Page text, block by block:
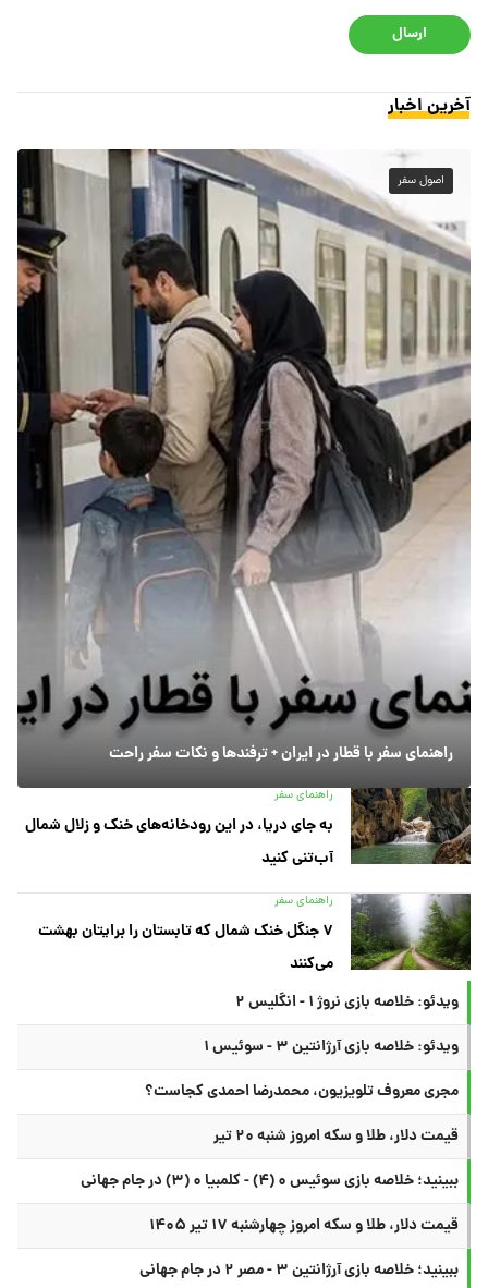
ارسال
آخرین اخبار
اصول سفر
راهنمای سفر با قطار در ایران + ترفندها و نکات سفر راحت
راهنمای سفر
به جای دریا، در این رودخانه‌های خنک و زلال شمال
آب‌تنی کنید
راهنمای سفر
۷ جنگل خنک شمال که تابستان را برایتان بهشت
می‌کنند
ویدئو: خلاصه بازی نروژ ۱ - انگلیس ۲
ویدئو: خلاصه بازی آرژانتین ۳ - سوئیس ۱
مجری معروف تلویزیون، محمدرضا احمدی کجاست؟
قیمت دلار، طلا و سکه امروز شنبه ۲۰ تیر
ببینید؛ خلاصه بازی سوئیس ۰ (۴) - کلمبیا ۰ (۳) در جام جهانی
قیمت دلار، طلا و سکه امروز چهارشنبه ۱۷ تیر ۱۴۰۵
ببینید؛ خلاصه بازی آرژانتین ۳ - مصر ۲ در جام جهانی